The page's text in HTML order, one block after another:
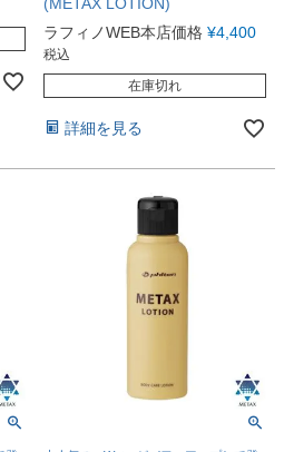
ラフィノWEB本店価格 ¥4,400
税込
在庫切れ
詳細を見る